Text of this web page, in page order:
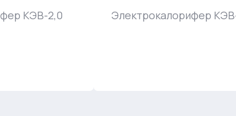
КЭВ-2,0 Электрокалорифер